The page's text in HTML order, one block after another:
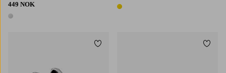
449 NOK
1 farge
1 farge
Legg til favoritter